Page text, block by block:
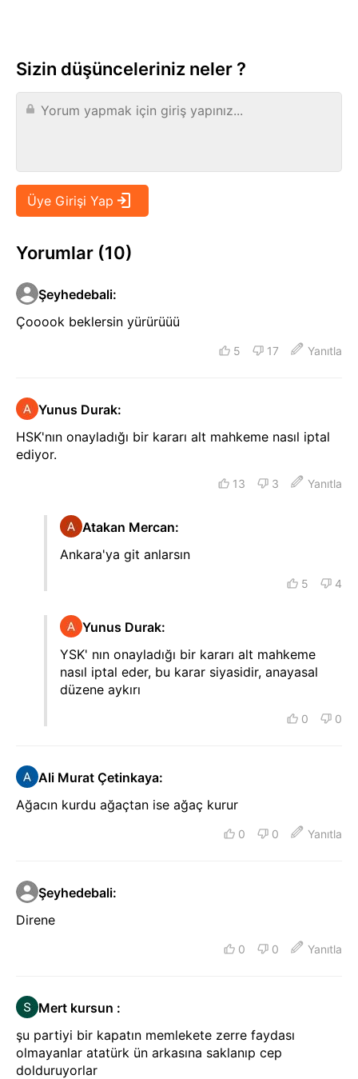
Sizin düşünceleriniz neler ?
Yorumlar (10)
Şeyhedebali:
Çooook beklersin yürürüüü
5 17 Yanıtla
Yunus Durak:
HSK'nın onayladığı bir kararı alt mahkeme nasıl iptal
ediyor.
13 3 Yanıtla
Atakan Mercan:
Ankara'ya git anlarsın
5 4
Yunus Durak:
YSK' nın onayladığı bir kararı alt mahkeme
nasıl iptal eder, bu karar siyasidir, anayasal
düzene aykırı
0 0
Ali Murat Çetinkaya:
Ağacın kurdu ağaçtan ise ağaç kurur
0 0 Yanıtla
Şeyhedebali:
Direne
0 0 Yanıtla
Mert kursun :
şu partiyi bir kapatın memlekete zerre faydası
olmayanlar atatürk ün arkasına saklanıp cep
dolduruyorlar